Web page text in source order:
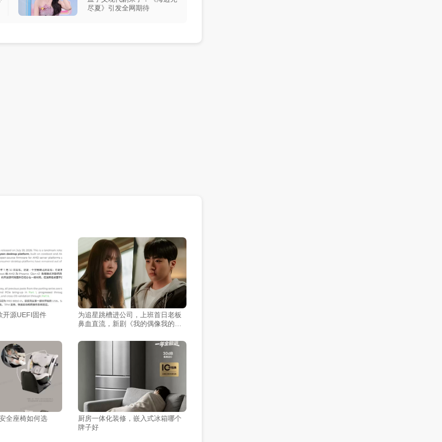
尽夏》引发全网期待
开源UEFI固件
为追星跳槽进公司，上班首日老板
鼻血直流，新剧《我的偶像我的老
全座椅如何选
厨房一体化装修，嵌入式冰箱哪个
牌子好